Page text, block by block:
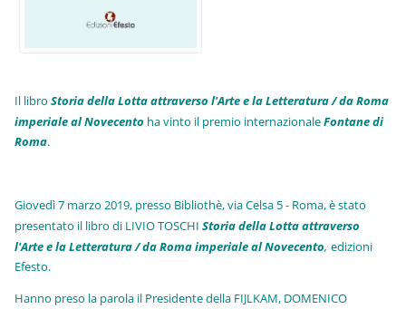
Il libroStoria della Lotta attraverso l'Arte e la Letteratura / da Roma
imperiale al Novecento ha vinto il premio internazionaleFontane di
Roma.
Giovedì 7 marzo 2019, presso Bibliothè, via Celsa 5 - Roma, è stato
presentato il libro di LIVIO TOSCHIStoria della Lotta attraverso
l'Arte e la Letteratura / da Roma imperiale al Novecento, edizioni
Efesto.
Hanno preso la parola il Presidente della FIJLKAM, DOMENICO